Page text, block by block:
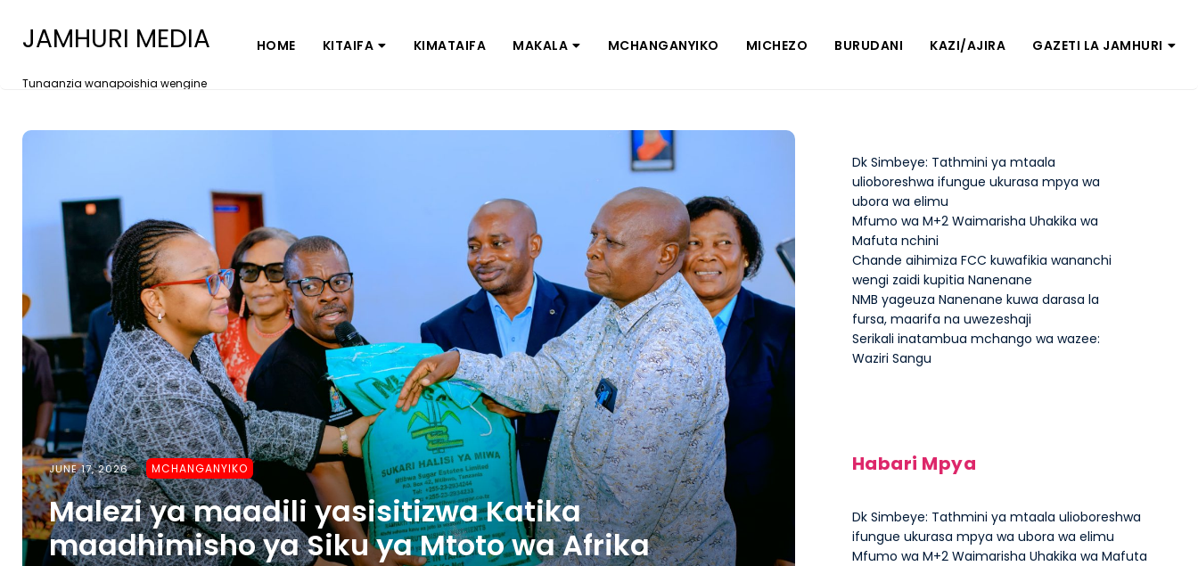
JAMHURI MEDIA
Tunaanzia wanapoishia wengine
HOME KITAIFA KIMATAIFA MAKALA MCHANGANYIKO MICHEZO BURUDANI KAZI/AJIRA GAZETI LA JAMHURI
JUNE 17, 2026 MCHANGANYIKO
Malezi ya maadili yasisitizwa Katika
maadhimisho ya Siku ya Mtoto wa Afrika
Dk Simbeye: Tathmini ya mtaala
ulioboreshwa ifungue ukurasa mpya wa
ubora wa elimu
Mfumo wa M+2 Waimarisha Uhakika wa
Mafuta nchini
Chande aihimiza FCC kuwafikia wananchi
wengi zaidi kupitia Nanenane
NMB yageuza Nanenane kuwa darasa la
fursa, maarifa na uwezeshaji
Serikali inatambua mchango wa wazee:
Waziri Sangu
Habari Mpya
Dk Simbeye: Tathmini ya mtaala ulioboreshwa
ifungue ukurasa mpya wa ubora wa elimu
Mfumo wa M+2 Waimarisha Uhakika wa Mafuta